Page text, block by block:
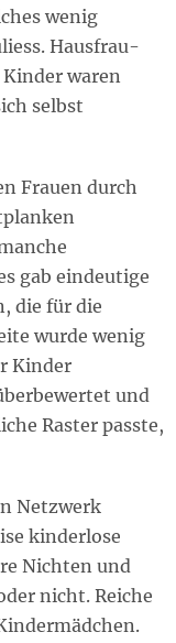
wenig
Hausfrau-
waren
selbst
Frauen durch
gab eindeutige
die für die
wurde wenig
Kinder
und
Raster passte,
Netzwerk
kinderlose
Nichten und
nicht. Reiche